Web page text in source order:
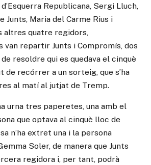
Republicana, Sergi Lluch,
Junts, Maria del Carme Rius i
altres quatre regidors,
van repartir Junts i Compromís, dos
resoldre qui es quedava el cinquè
de recórrer a un sorteig, que s’ha
al matí al jutjat de Tremp.
urna tres paperetes, una amb el
que optava al cinquè lloc de
n’ha extret una i la persona
Soler, de manera que Junts
regidora i, per tant, podrà